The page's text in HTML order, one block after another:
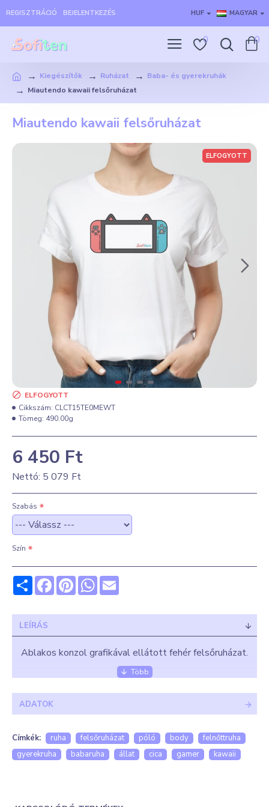
REGISZTRÁCIÓ BEJELENTKEZÉS HUF MAGYAR
0 0
Kiegészítők Ruházat
Baba- és gyerekruhák
Miautendo kawaii felsőruházat
Miautendo kawaii felsőruházat
ELFOGYOTT
6 450 Ft
Nettó: 5 079 Ft
ELFOGYOTT
Cikkszám: CLCT15TE0MEWT
Tömeg: 490.00g
Szabás
Szín
ShareFacebookPinterestWhatsApp
LEÍRÁS
Ablakos konzol grafikával ellátott fehér felsőruházat.
Kezelési útmutató: kifordítva 30, maximum 40 °C
fokon mosható és vasalható. Fehérítő, valamint
Az első pár mosásnál színfogó kendő használata
ajánlott.
FIGYELEM! A termék előrendelés, várhatóan 2024.
ADATOK
Címkék: ruha felsőruházat póló body
felnőttruha
gyerekruha
babaruha állat cica gamer kawaii